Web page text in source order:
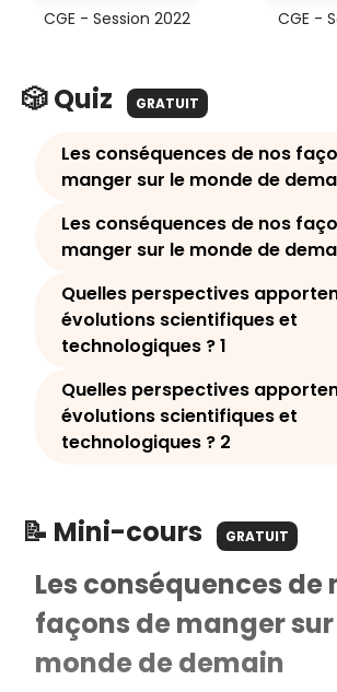
CGE - Session 2022 CGE -
🎲 Quiz GRATUIT
Les conséquences de nos
manger sur le monde de
Les conséquences de nos
manger sur le monde de
Quelles perspectives
évolutions scientifiques et
technologiques ? 1
Quelles perspectives
évolutions scientifiques et
technologiques ? 2
📝 Mini-cours GRATUIT
Les conséquences de
façons de manger sur
monde de demain